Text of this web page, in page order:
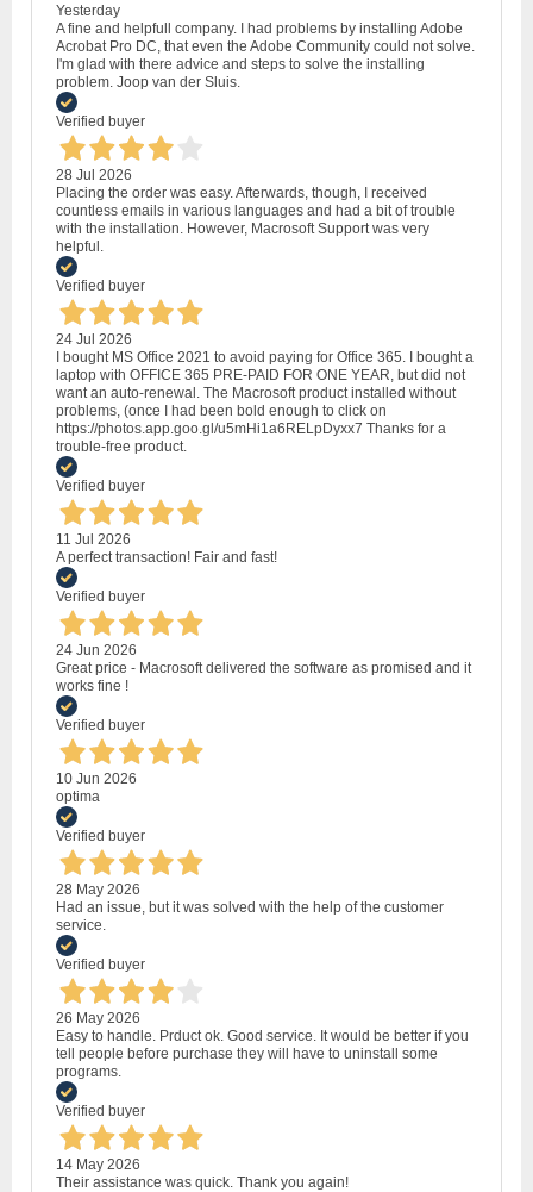
Yesterday
A fine and helpfull company. I had problems by installing Adobe
Acrobat Pro DC, that even the Adobe Community could not solve.
I'm glad with there advice and steps to solve the installing
problem. Joop van der Sluis.
Verified buyer
28 Jul 2026
Placing the order was easy. Afterwards, though, I received
countless emails in various languages and had a bit of trouble
with the installation. However, Macrosoft Support was very
helpful.
Verified buyer
24 Jul 2026
I bought MS Office 2021 to avoid paying for Office 365. I bought a
laptop with OFFICE 365 PRE-PAID FOR ONE YEAR, but did not
want an auto-renewal. The Macrosoft product installed without
problems, (once I had been bold enough to click on
https://photos.app.goo.gl/u5mHi1a6RELpDyxx7 Thanks for a
trouble-free product.
Verified buyer
11 Jul 2026
A perfect transaction! Fair and fast!
Verified buyer
24 Jun 2026
Great price - Macrosoft delivered the software as promised and it
works fine !
Verified buyer
10 Jun 2026
optima
Verified buyer
28 May 2026
Had an issue, but it was solved with the help of the customer
service.
Verified buyer
26 May 2026
Easy to handle. Prduct ok. Good service. It would be better if you
tell people before purchase they will have to uninstall some
programs.
Verified buyer
14 May 2026
Their assistance was quick. Thank you again!